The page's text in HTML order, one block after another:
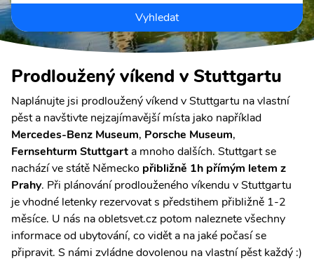
Vyhledat
Prodloužený víkend v Stuttgartu
Naplánujte jsi prodloužený víkend v Stuttgartu na vlastní
pěst a navštivte nejzajímavější místa jako například
Mercedes-Benz Museum, Porsche Museum,
Fernsehturm Stuttgart a mnoho dalších. Stuttgart se
nachází ve státě Německo přibližně 1h přímým letem z
Prahy. Při plánování prodlouženého víkendu v Stuttgartu
je vhodné letenky rezervovat s předstihem přibližně 1-2
měsíce. U nás na obletsvet.cz potom naleznete všechny
informace od ubytování, co vidět a na jaké počasí se
připravit. S námi zvládne dovolenou na vlastní pěst každý :)